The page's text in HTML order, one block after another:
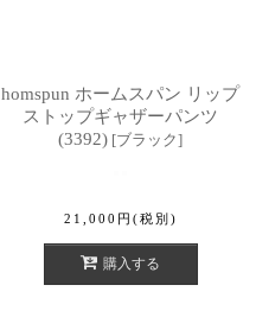
homspun ホームスパン リップ
ストップギャザーパンツ
(3392) [ブラック]
21,000 円 (税別)
購入する